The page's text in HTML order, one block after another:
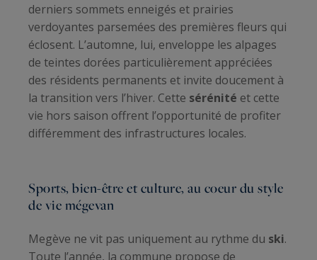
derniers sommets enneigés et prairies
verdoyantes parsemées des premières fleurs qui
éclosent. L’automne, lui, enveloppe les alpages
de teintes dorées particulièrement appréciées
des résidents permanents et invite doucement à
la transition vers l’hiver. Cette sérénité et cette
vie hors saison offrent l’opportunité de profiter
différemment des infrastructures locales.
Sports, bien-être et culture, au coeur du style
de vie mégevan
Megève ne vit pas uniquement au rythme du ski.
Toute l’année, la commune propose de